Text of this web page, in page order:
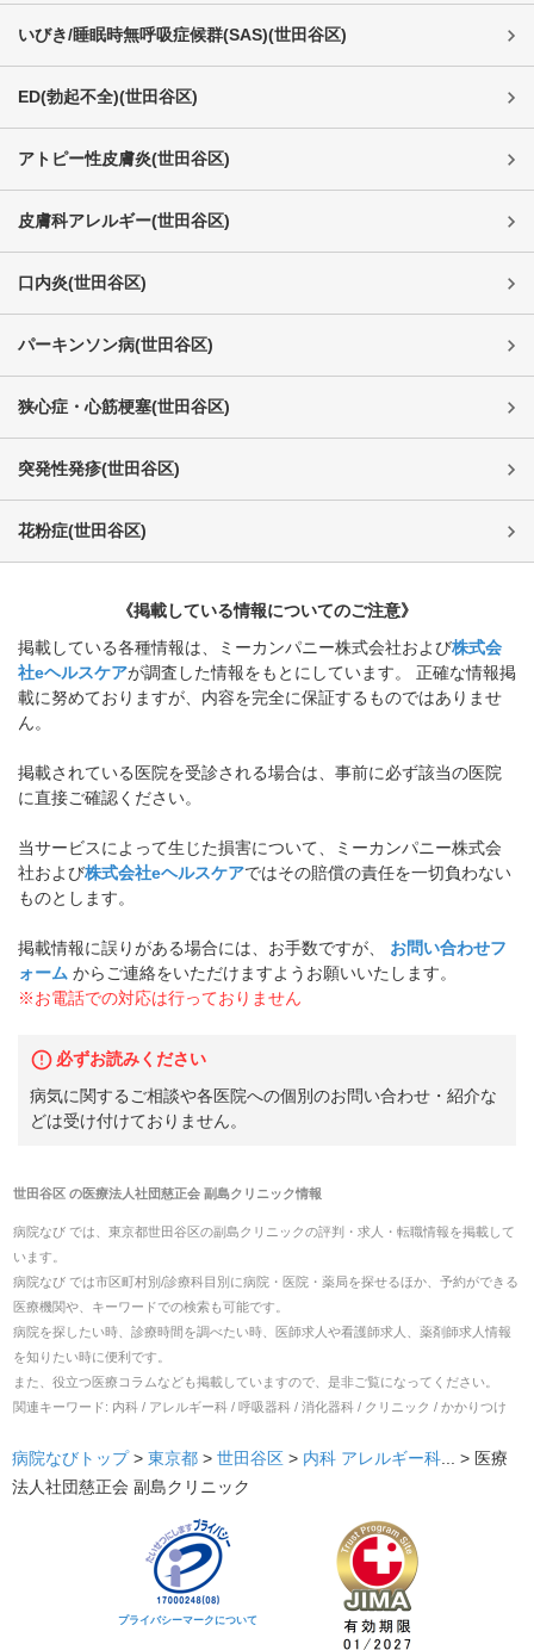
いびき/睡眠時無呼吸症候群(SAS)(世田谷区)
ED(勃起不全)(世田谷区)
アトピー性皮膚炎(世田谷区)
皮膚科アレルギー(世田谷区)
口内炎(世田谷区)
パーキンソン病(世田谷区)
狭心症・心筋梗塞(世田谷区)
突発性発疹(世田谷区)
花粉症(世田谷区)
《掲載している情報についてのご注意》
掲載している各種情報は、ミーカンパニー株式会社および株式会
社eヘルスケアが調査した情報をもとにしています。 正確な情報掲
載に努めておりますが、内容を完全に保証するものではありませ
ん。
掲載されている医院を受診される場合は、事前に必ず該当の医院
に直接ご確認ください。
当サービスによって生じた損害について、ミーカンパニー株式会
社および株式会社eヘルスケアではその賠償の責任を一切負わない
ものとします。
掲載情報に誤りがある場合には、お手数ですが、
お問い合わせフ
ォーム からご連絡をいただけますようお願いいたします。
※お電話での対応は行っておりません
必ずお読みください
病気に関するご相談や各医院への個別のお問い合わせ・紹介な
どは受け付けておりません。
世田谷区の医療法人社団慈正会 副島クリニック情報
病院なび では、 東京都世田谷区の副島クリニックの評判・求人・転職情報を掲載して
います。
病院なび では市区町村別/診療科目別に病院・医院・薬局を探せるほか、予約ができる
医療機関や、キーワードでの検索も可能です。
病院を探したい時、診療時間を調べたい時、医師求人や看護師求人、薬剤師求人情報
を知りたい時に便利です。
また、役立つ医療コラムなども掲載していますので、是非ご覧になってください。
関連キーワード: 内科 / アレルギー科 / 呼吸器科 / 消化器科 / クリニック / かかりつけ
病院なびトップ > 東京都 > 世田谷区 > 内科 アレルギー科... > 医療
法人社団慈正会 副島クリニック
プライバシーマークについて